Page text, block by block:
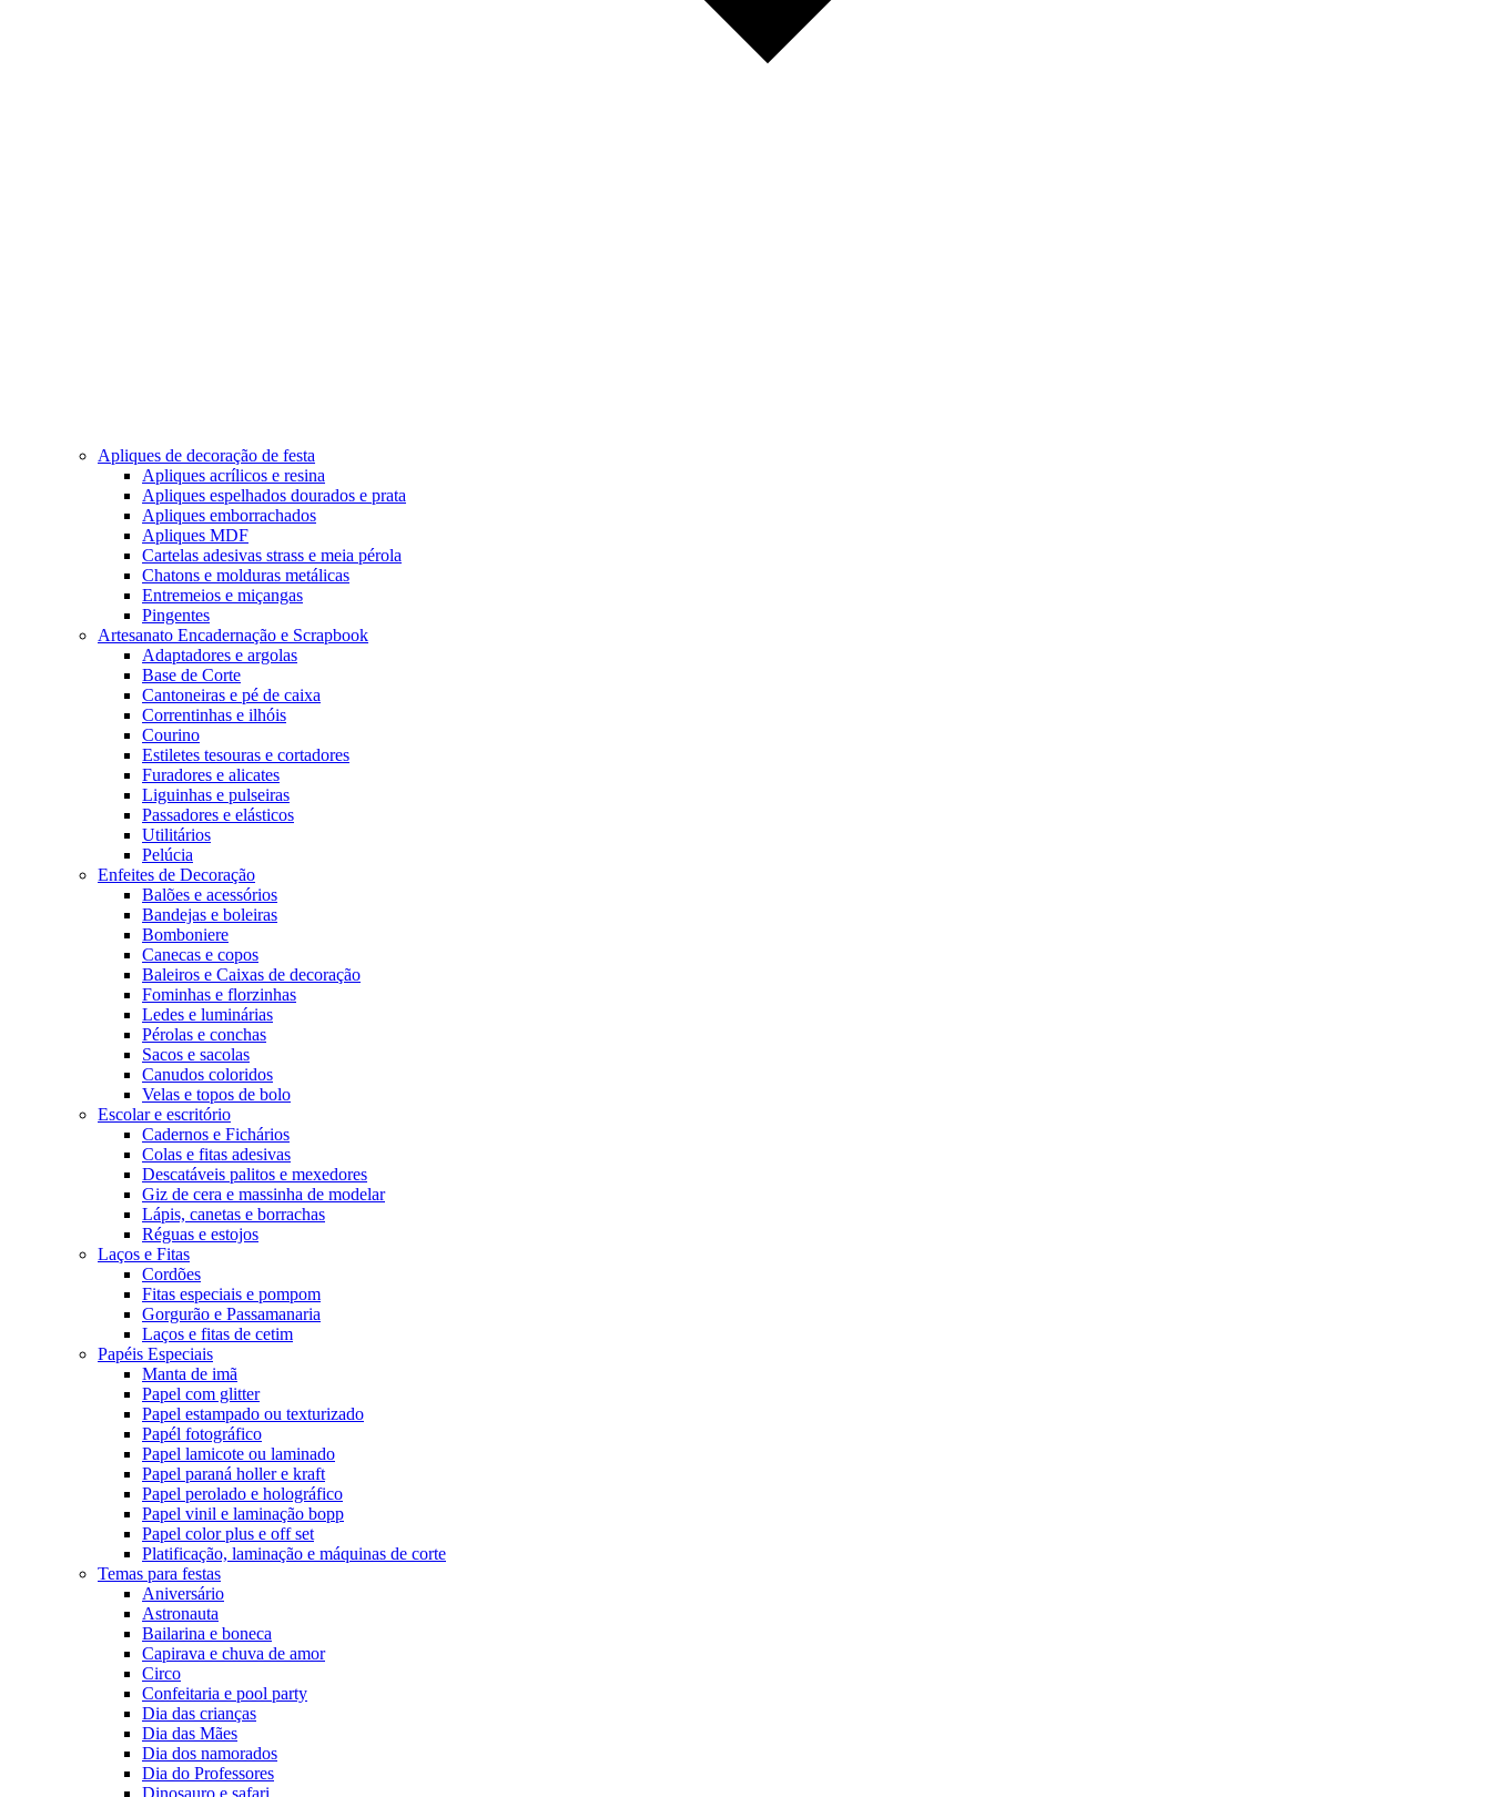
Apliques de decoração de festa
Apliques acrílicos e resina
Apliques espelhados dourados e prata
Apliques emborrachados
Apliques MDF
Cartelas adesivas strass e meia pérola
Chatons e molduras metálicas
Entremeios e miçangas
Pingentes
Artesanato Encadernação e Scrapbook
Adaptadores e argolas
Base de Corte
Cantoneiras e pé de caixa
Correntinhas e ilhóis
Courino
Estiletes tesouras e cortadores
Furadores e alicates
Liguinhas e pulseiras
Passadores e elásticos
Utilitários
Pelúcia
Enfeites de Decoração
Balões e acessórios
Bandejas e boleiras
Bomboniere
Canecas e copos
Baleiros e Caixas de decoração
Fominhas e florzinhas
Ledes e luminárias
Pérolas e conchas
Sacos e sacolas
Canudos coloridos
Velas e topos de bolo
Escolar e escritório
Cadernos e Fichários
Colas e fitas adesivas
Descatáveis palitos e mexedores
Giz de cera e massinha de modelar
Lápis, canetas e borrachas
Réguas e estojos
Laços e Fitas
Cordões
Fitas especiais e pompom
Gorgurão e Passamanaria
Laços e fitas de cetim
Papéis Especiais
Manta de imã
Papel com glitter
Papel estampado ou texturizado
Papél fotográfico
Papel lamicote ou laminado
Papel paraná holler e kraft
Papel perolado e holográfico
Papel vinil e laminação bopp
Papel color plus e off set
Platificação, laminação e máquinas de corte
Temas para festas
Aniversário
Astronauta
Bailarina e boneca
Capirava e chuva de amor
Circo
Confeitaria e pool party
Dia das crianças
Dia das Mães
Dia dos namorados
Dia do Professores
Dinosauro e safari